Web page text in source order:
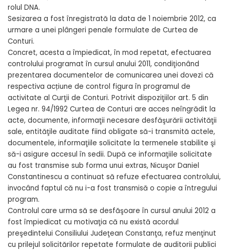
rolul DNA.
Sesizarea a fost înregistrată la data de 1 noiembrie 2012, ca
urmare a unei plângeri penale formulate de Curtea de
Conturi.
Concret, acesta a împiedicat, în mod repetat, efectuarea
controlului programat în cursul anului 2011, condiţionând
prezentarea documentelor de comunicarea unei dovezi că
respectiva acțiune de control figura în programul de
activitate al Curţii de Conturi. Potrivit dispoziţiilor art. 5 din
Legea nr. 94/1992 Curtea de Conturi are acces neîngrădit la
acte, documente, informaţii necesare desfăşurării activităţii
sale, entităţile auditate fiind obligate să-i transmită actele,
documentele, informaţiile solicitate la termenele stabilite şi
să-i asigure accesul în sedii. După ce informaţiile solicitate
au fost transmise sub forma unui extras, Nicuşor Daniel
Constantinescu a continuat să refuze efectuarea controlului,
invocând faptul că nu i-a fost transmisă o copie a întregului
program.
Controlul care urma să se desfăşoare în cursul anului 2012 a
fost împiedicat cu motivaţia că nu există acordul
preşedintelui Consiliului Judeţean Constanţa, refuz menţinut
cu prilejul solicitărilor repetate formulate de auditorii publici